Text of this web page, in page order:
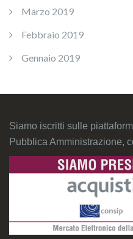
Marzo 2019
Febbraio 2019
Gennaio 2019
Siamo iscritti sulle
Pubblica Amministrazione,